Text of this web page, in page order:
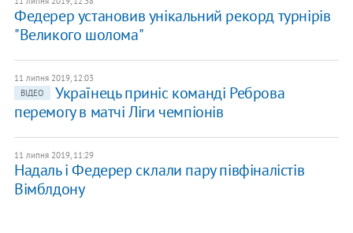
Федерер установив унікальний рекорд турнірів
"Великого шолома"
11 липня 2019, 12:03
ВІДЕО
Українець приніс команді Реброва
перемогу в матчі Ліги чемпіонів
11 липня 2019, 11:29
Надаль і Федерер склали пару півфіналістів
Вімблдону